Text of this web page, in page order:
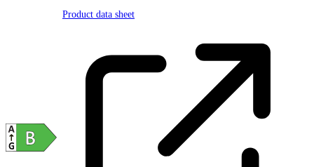
Product data sheet